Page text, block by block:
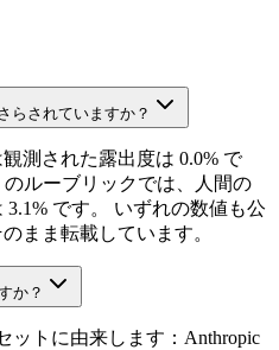
らされていますか？
観測された露出度は 0.0% で
のルーブリックでは、人間の
です。 いずれの数値も公
まま転載しています。
か？
ットに由来します：Anthropic